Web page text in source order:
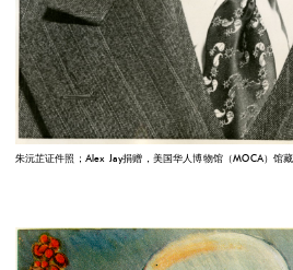
朱沅芷证件照；Alex Jay捐赠，美国华人博物馆（MOCA）馆藏